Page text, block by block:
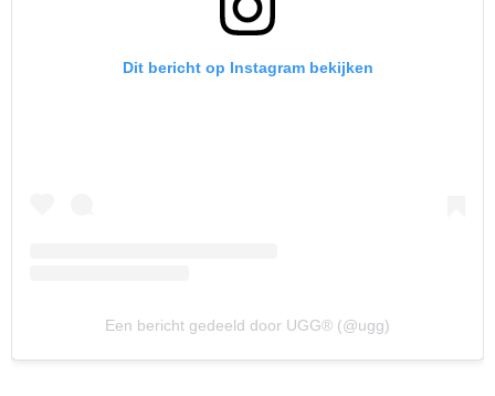
Dit bericht op Instagram bekijken
Een bericht gedeeld door UGG® (@ugg)